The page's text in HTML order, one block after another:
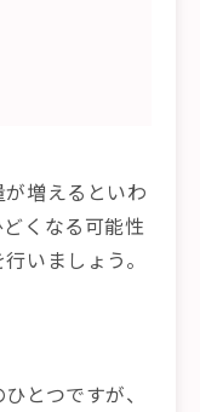
増えるといわ
くなる可能性
いましょう。
とつですが、